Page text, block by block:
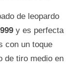
de leopardo
y es perfecta
con un toque
de tiro medio en